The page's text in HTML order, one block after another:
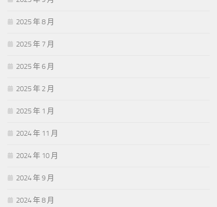
2025 年 8 月
2025 年 7 月
2025 年 6 月
2025 年 2 月
2025 年 1 月
2024 年 11 月
2024 年 10 月
2024 年 9 月
2024 年 8 月